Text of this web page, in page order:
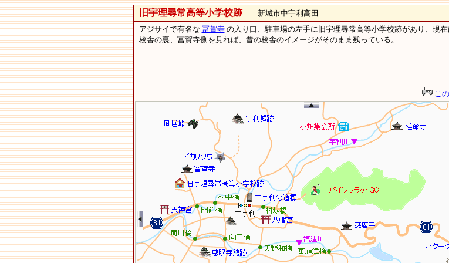
旧宇理尋常高等小学校跡新城市中宇利高田
アジサイで有名な 冨賀寺の入り口、駐車場の左手に旧宇理尋常高等小学校跡があり、現在
校舎の裏、冨賀寺側を見れば、昔の校舎のイメージがそのまま残っている。
こ